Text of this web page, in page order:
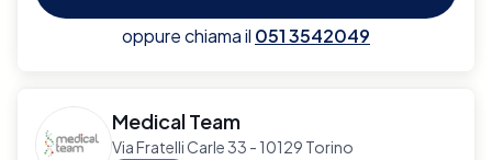
oppure chiama il 051 3542049
Medical Team
Via Fratelli Carle 33 - 10129 Torino